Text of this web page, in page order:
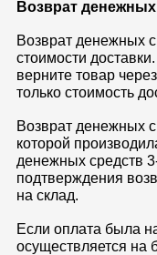
Возврат
Возврат денежных
стоимости
верните товар
только стоимость
Возврат денежных
которой
денежных средств
подтверждения
на склад.
Если оплата была
осуществляется на